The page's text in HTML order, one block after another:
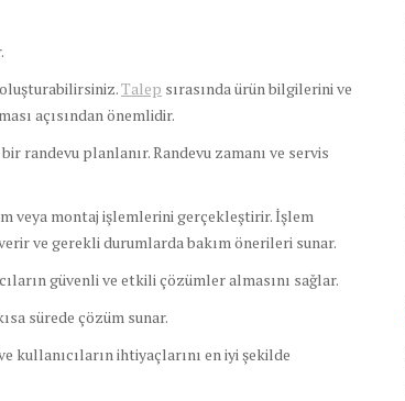
Talep sırasında ürün bilgilerini ve
açısından önemlidir.
randevu planlanır. Randevu zamanı ve servis
veya montaj işlemlerini gerçekleştirir. İşlem
ve gerekli durumlarda bakım önerileri sunar.
güvenli ve etkili çözümler almasını sağlar.
sürede çözüm sunar.
kullanıcıların ihtiyaçlarını en iyi şekilde